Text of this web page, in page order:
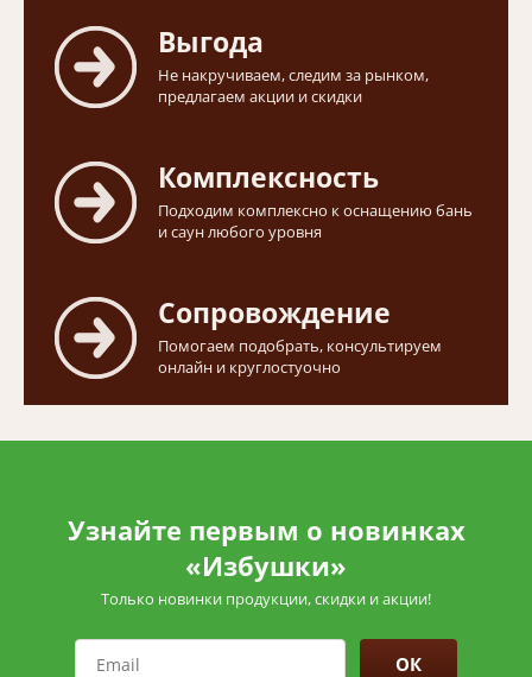
Выгода
Не накручиваем, следим за рынком,
предлагаем акции и скидки
Комплексность
Подходим комплексно к оснащению бань
и саун любого уровня
Сопровождение
Помогаем подобрать, консультируем
онлайн и круглостуочно
Узнайте первым о новинках
«Избушки»
Только новинки продукции, скидки и акции!
ОК